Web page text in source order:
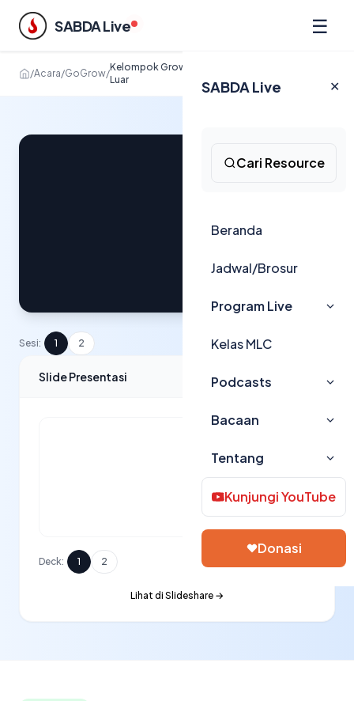
SABDA Live ☰
SABDA Live ✕
Cari Resource
Beranda
Jadwal/Brosur
Program Live
Kelas MLC
Podcasts
Bacaan
Tentang
Kunjungi YouTube
Donasi
/Acara/GoGrow/
Kelompok Growing Together: Sehat Dalam dan
Luar
Sesi: 1 2
Slide Presentasi
Deck: 1 2
Lihat di Slideshare →